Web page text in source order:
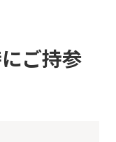
ご持参